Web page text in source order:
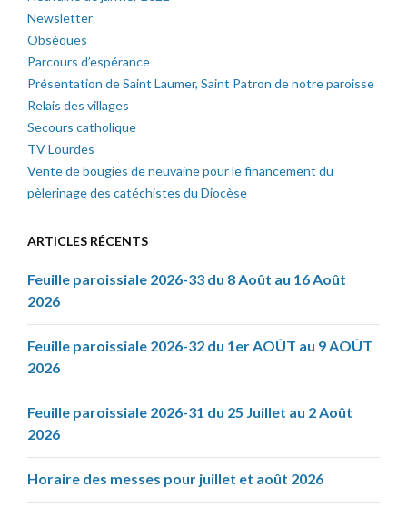
Newsletter
Obsèques
Parcours d’espérance
Présentation de Saint Laumer, Saint Patron de notre paroisse
Relais des villages
Secours catholique
TV Lourdes
Vente de bougies de neuvaine pour le financement du
pèlerinage des catéchistes du Diocèse
ARTICLES RÉCENTS
Feuille paroissiale 2026-33 du 8 Août au 16 Août
2026
Feuille paroissiale 2026-32 du 1er AOÛT au 9 AOÛT
2026
Feuille paroissiale 2026-31 du 25 Juillet au 2 Août
2026
Horaire des messes pour juillet et août 2026